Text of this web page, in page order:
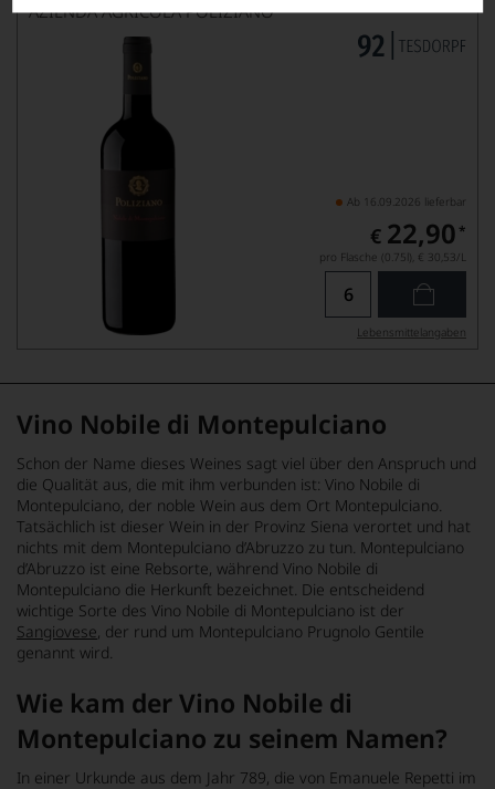
AZIENDA AGRICOLA POLIZIANO
Ab 16.09.2026 lieferbar
€ 22,90 *
pro Flasche (0.75l), € 30,53/L
Lebensmittel­angaben
Vino Nobile di Montepulciano
Schon der Name dieses Weines sagt viel über den Anspruch und
die Qualität aus, die mit ihm verbunden ist: Vino Nobile di
Montepulciano, der noble Wein aus dem Ort Montepulciano.
Tatsächlich ist dieser Wein in der Provinz Siena verortet und hat
nichts mit dem Montepulciano d’Abruzzo zu tun. Montepulciano
d’Abruzzo ist eine Rebsorte, während Vino Nobile di
Montepulciano die Herkunft bezeichnet. Die entscheidend
wichtige Sorte des Vino Nobile di Montepulciano ist der
Sangiovese, der rund um Montepulciano Prugnolo Gentile
genannt wird.
Wie kam der Vino Nobile di
Montepulciano zu seinem Namen?
In einer Urkunde aus dem Jahr 789, die von Emanuele Repetti im